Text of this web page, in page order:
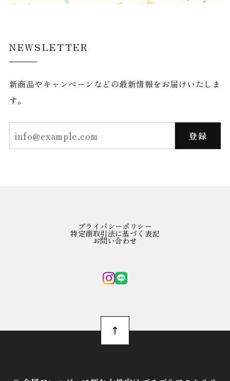
NEWSLETTER
新商品やキャンペーンなどの最新情報をお届けいたしま
す。
登録
プライバシーポリシー
特定商取引法に基づく表記
お問い合わせ